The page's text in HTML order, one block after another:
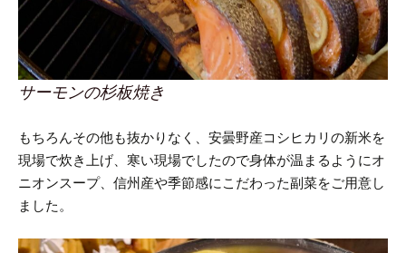
サーモンの杉板焼き
もちろんその他も抜かりなく、安曇野産コシヒカリの新米を
現場で炊き上げ、寒い現場でしたので身体が温まるようにオ
ニオンスープ、信州産や季節感にこだわった副菜をご用意し
ました。